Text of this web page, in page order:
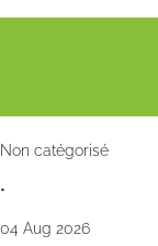
Non catégorisé
•
04 Aug 2026